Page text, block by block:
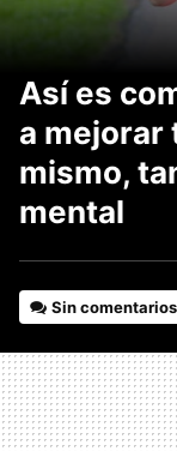
Así es
a mejorar
mismo,
mental
Sin comentarios